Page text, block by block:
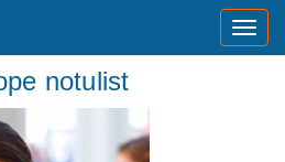
notulist